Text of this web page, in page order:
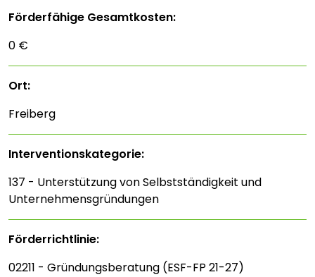
Förderfähige Gesamtkosten:
0 €
Ort:
Freiberg
Interventions­kategorie:
137 - Unterstützung von Selbstständigkeit und
Unternehmensgründungen
Förderrichtlinie:
02211 - Gründungsberatung (ESF-FP 21-27)